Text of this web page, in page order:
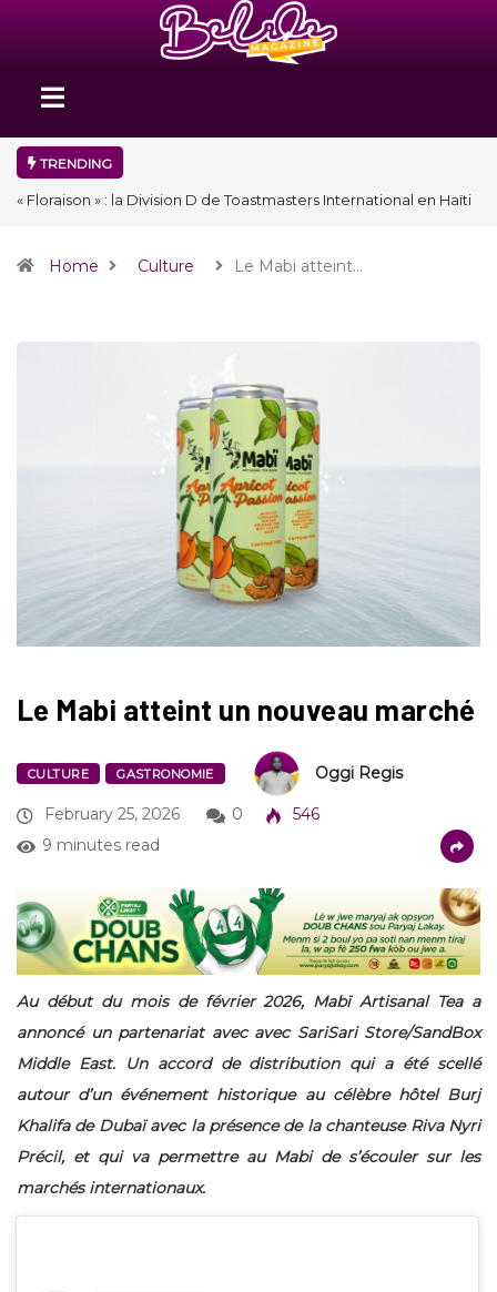
TRENDING
« Floraison » : la Division D de Toastmasters International en Haïti
Home Culture Le Mabi atteint…
Le Mabi atteint un nouveau marché
CULTURE GASTRONOMIE Oggi Regis
February 25, 2026 0
546
9 minutes read
Au début du mois de février 2026, Mabï Artisanal Tea a
annoncé un partenariat avec avec SariSari Store/SandBox
Middle East. Un accord de distribution qui a été scellé
autour d’un événement historique au célèbre hôtel Burj
Khalifa de Dubaï avec la présence de la chanteuse Riva Nyri
Précil, et qui va permettre au Mabi de s’écouler sur les
marchés internationaux.